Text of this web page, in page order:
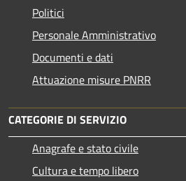
Politici
Personale Amministrativo
Documenti e dati
Attuazione misure PNRR
CATEGORIE DI SERVIZIO
Anagrafe e stato civile
Cultura e tempo libero